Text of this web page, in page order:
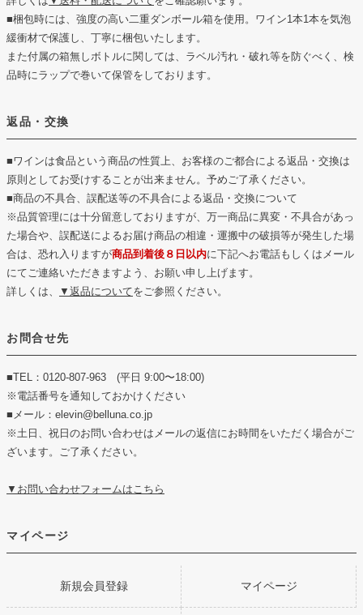
■梱包時には、強度の高い二重ダンボール箱を使用。ワイン1本1本を気泡
緩衝材で保護し、丁寧に梱包いたします。
また付属の箱無しボトルに関しては、ラベル汚れ・破れ等を防ぐべく、検
品時にラップで巻いて保管をしております。
返品・交換
■ワインは食品という商品の性質上、お客様のご都合による返品・交換は
原則としてお受けすることが出来ません。予めご了承ください。
■商品の不具合、誤配送等の不具合による返品・交換について
※品質管理には十分留意しておりますが、万一商品に異変・不具合があっ
た場合や、誤配送によるお届け商品の相違・運搬中の破損等が発生した場
合は、恐れ入りますが商品到着後８日以内に下記へお電話もしくはメール
にてご連絡いただきますよう、お願い申し上げます。
詳しくは、
▼返品についてをご参照ください。
お問合せ先
■TEL：0120-807-963 (平日 9:00〜18:00)
※電話番号を通知しておかけください
■メール：elevin@belluna.co.jp
※土日、祝日のお問い合わせはメールの返信にお時間をいただく場合がご
ざいます。ご了承ください。
▼お問い合わせフォームはこちら
マイページ
新規会員登録 マイページ